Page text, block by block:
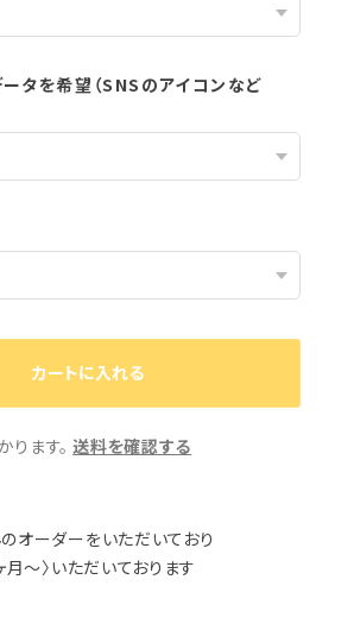
タを希望（SNSのアイコンなど
カートに入れる
ます。 送料を確認する
オーダーをいただいており
月〜〉いただいております